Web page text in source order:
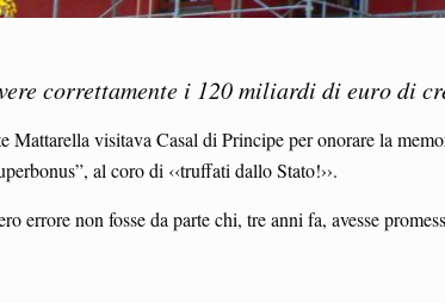
correttamente i 120 miliardi di euro di
Mattarella visitava Casal di Principe per onorare la
al coro di ‹‹truffati dallo Stato!››.
errore non fosse da parte chi, tre anni fa, avesse